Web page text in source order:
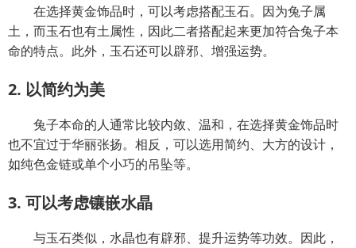
在选择黄金饰品时，可以考虑搭配玉石。因为兔子属
土，而玉石也有土属性，因此二者搭配起来更加符合兔子本
命的特点。此外，玉石还可以辟邪、增强运势。
2. 以简约为美
兔子本命的人通常比较内敛、温和，在选择黄金饰品时
也不宜过于华丽张扬。相反，可以选用简约、大方的设计，
如纯色金链或单个小巧的吊坠等。
3. 可以考虑镶嵌水晶
与玉石类似，水晶也有辟邪、提升运势等功效。因此，